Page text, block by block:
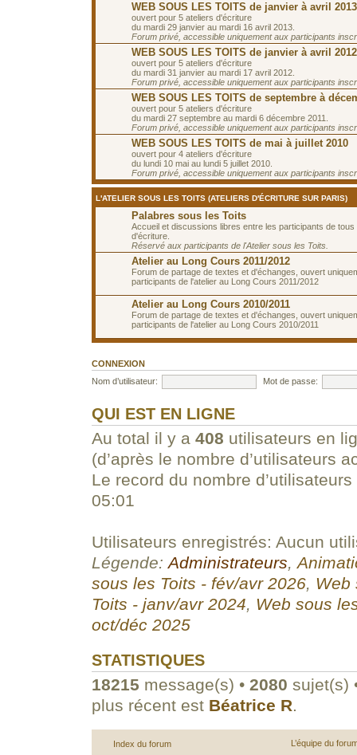
WEB SOUS LES TOITS de janvier à avril 2013
ouvert pour 5 ateliers d'écriture
du mardi 29 janvier au mardi 16 avril 2013.
Forum privé, accessible uniquement aux participants
WEB SOUS LES TOITS de janvier à avril 2012
ouvert pour 5 ateliers d'écriture
du mardi 31 janvier au mardi 17 avril 2012.
Forum privé, accessible uniquement aux participants
WEB SOUS LES TOITS de septembre à
ouvert pour 5 ateliers d'écriture
du mardi 27 septembre au mardi 6 décembre 2011.
Forum privé, accessible uniquement aux participants
WEB SOUS LES TOITS de mai à juillet 2010
ouvert pour 4 ateliers d'écriture
du lundi 10 mai au lundi 5 juillet 2010.
Forum privé, accessible uniquement aux participants
L'ATELIER SOUS LES TOITS (ATELIERS D'ÉCRITURE SUR PARIS)
Palabres sous les Toits
Accueil et discussions libres entre les participants de tous
d'écriture.
Réservé aux participants de l'Atelier sous les Toits.
Atelier au Long Cours 2011/2012
Forum de partage de textes et d'échanges, ouvert
participants de l'atelier au Long Cours 2011/2012
Atelier au Long Cours 2010/2011
Forum de partage de textes et d'échanges, ouvert
participants de l'atelier au Long Cours 2010/2011
CONNEXION
Nom d’utilisateur:
Mot de passe:
QUI EST EN LIGNE
Au total il y a 408 utilisateurs en
(d’après le nombre d’utilisateurs
Le record du nombre
05:01
Utilisateurs enregistrés: Aucun
Légende:Administrateurs,
sous les Toits - fév/avr 2026, Web
Toits - janv/avr 2024, Web sous
oct/déc 2025
STATISTIQUES
18215 message(s) • 2080 sujet(s)
plus récent est Béatrice R.
Index du forum L’équipe du